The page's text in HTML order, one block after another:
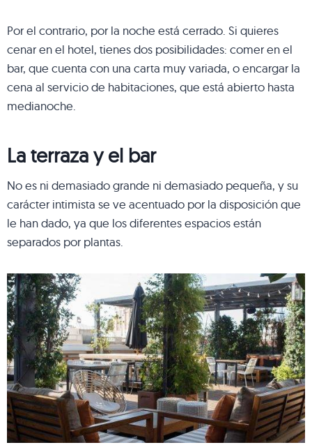
Por el contrario, por la noche está cerrado. Si quieres
cenar en el hotel, tienes dos posibilidades: comer en el
bar, que cuenta con una carta muy variada, o encargar la
cena al servicio de habitaciones, que está abierto hasta
medianoche.
La terraza y el bar
No es ni demasiado grande ni demasiado pequeña, y su
carácter intimista se ve acentuado por la disposición que
le han dado, ya que los diferentes espacios están
separados por plantas.